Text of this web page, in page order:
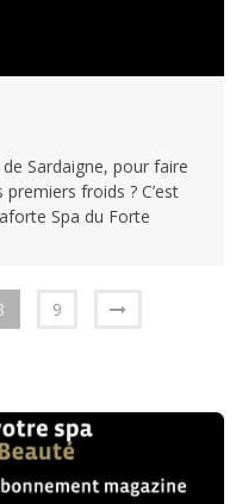
Sardaigne, pour faire
froids ? C’est
Spa du Forte
9